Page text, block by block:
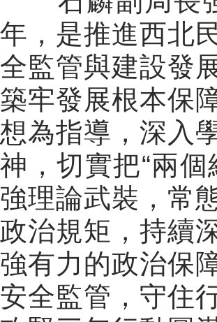
年，是推進西北
全監管與建設發
築牢發展根本保障
想為指導，深入
神，切實把“兩個
強理論武裝，常
政治規矩，持續
強有力的政治保
安全監管，守住